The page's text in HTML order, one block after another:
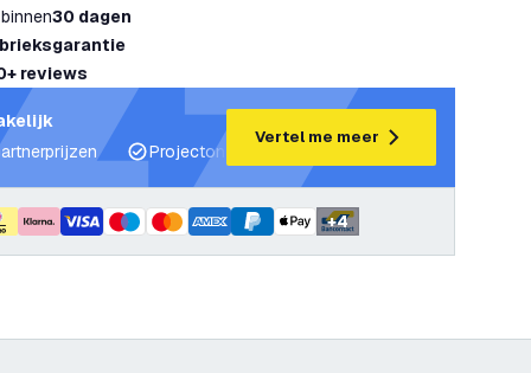
30 dagen
reviews
Projectondersteuning en lichtplannen
Vertel me meer
+4